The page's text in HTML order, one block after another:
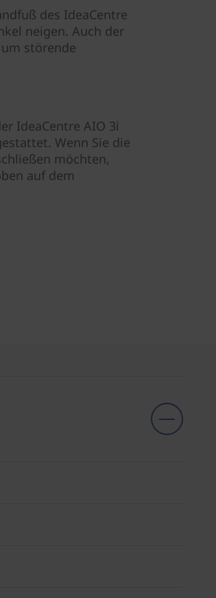
des IdeaCentre
neigen. Auch der
störende
IdeaCentre AIO 3i
Wenn Sie die
möchten,
auf dem